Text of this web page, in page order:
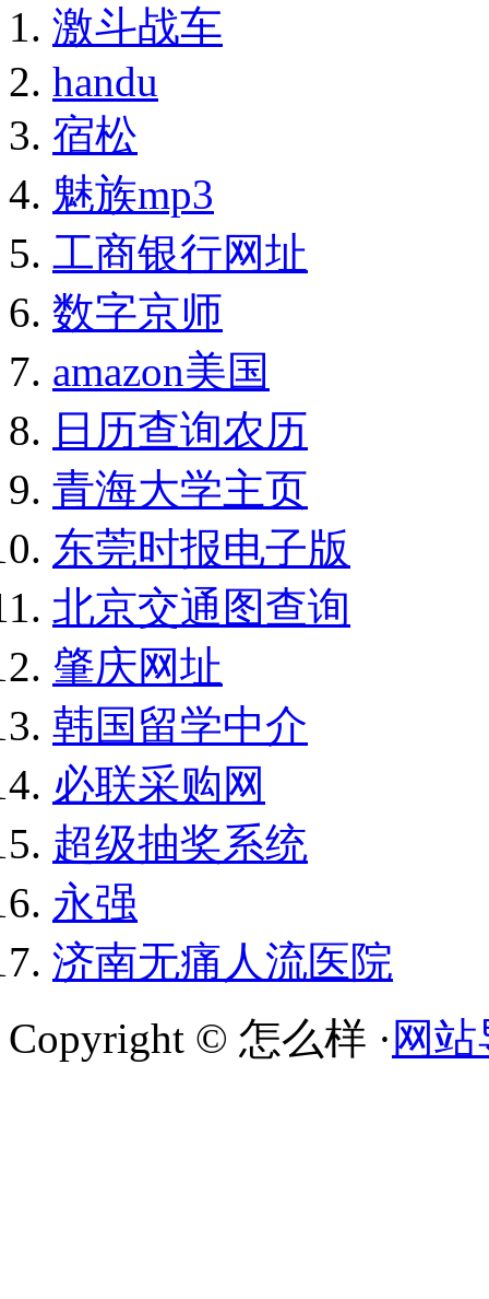
激斗战车
handu
宿松
魅族mp3
工商银行网址
数字京师
amazon美国
日历查询农历
青海大学主页
东莞时报电子版
北京交通图查询
肇庆网址
韩国留学中介
必联采购网
超级抽奖系统
永强
济南无痛人流医院
Copyright © 怎么样 · 网